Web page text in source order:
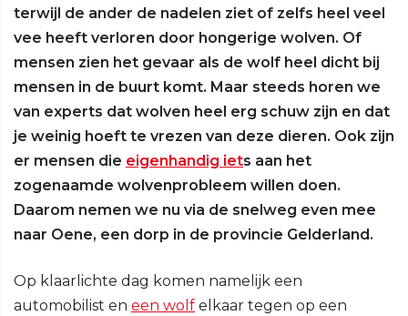
terwijl de ander de nadelen ziet of zelfs heel veel
vee heeft verloren door hongerige wolven. Of
mensen zien het gevaar als de wolf heel dicht bij
mensen in de buurt komt. Maar steeds horen we
van experts dat wolven heel erg schuw zijn en dat
je weinig hoeft te vrezen van deze dieren. Ook zijn
er mensen die eigenhandig iets aan het
zogenaamde wolvenprobleem willen doen.
Daarom nemen we nu via de snelweg even mee
naar Oene, een dorp in de provincie Gelderland.
Op klaarlichte dag komen namelijk een
automobilist en een wolf elkaar tegen op een